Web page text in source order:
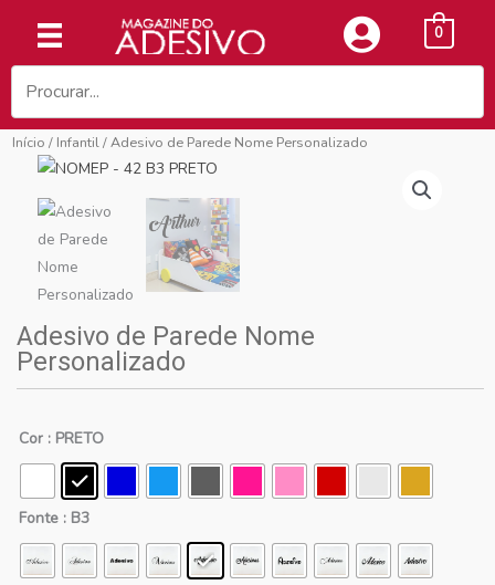
conteúdo
0
Início / Infantil/ Adesivo de Parede Nome Personalizado
Adesivo de Parede Nome
Personalizado
Cor : PRETO
Fonte : B3